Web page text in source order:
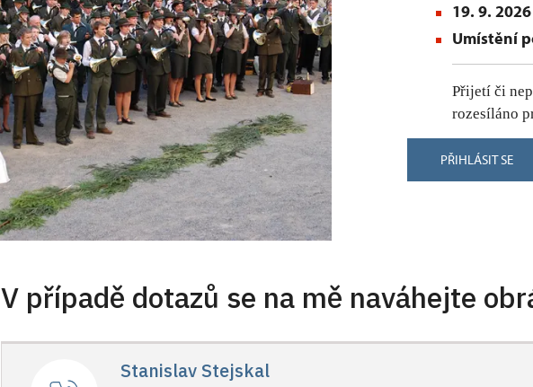
19. 9. 2026
Umístění
Přijetí či
rozesíláno
PŘIHLÁSIT SE
V případě dotazů se na mě naváhejte
Stanislav Stejskal